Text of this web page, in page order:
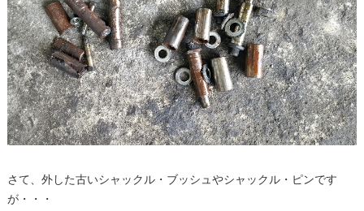
さて、外した古いシャックル・ブッシュやシャックル・ピンです
が・・・